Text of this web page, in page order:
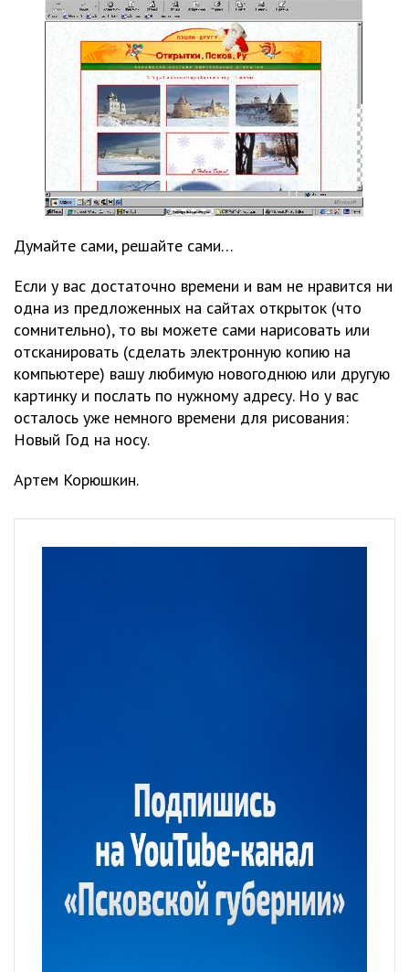
Думайте сами, решайте сами…
Если у вас достаточно времени и вам не нравится ни
одна из предложенных на сайтах открыток (что
сомнительно), то вы можете сами нарисовать или
отсканировать (сделать электронную копию на
компьютере) вашу любимую новогоднюю или другую
картинку и послать по нужному адресу. Но у вас
осталось уже немного времени для рисования:
Новый Год на носу.
Артем Корюшкин.